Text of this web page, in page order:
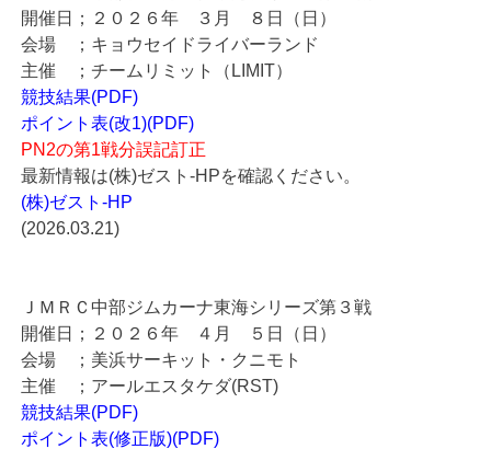
開催日；２０２６年 ３月 ８日（日）
会場 ；キョウセイドライバーランド
主催 ；チームリミット（LIMIT）
競技結果(PDF)
ポイント表(改1)(PDF)
PN2の第1戦分誤記訂正
最新情報は(株)ゼスト-HPを確認ください。
(株)ゼスト-HP
(2026.03.21)
ＪＭＲＣ中部ジムカーナ東海シリーズ第３戦
開催日；２０２６年 ４月 ５日（日）
会場 ；美浜サーキット・クニモト
主催 ；アールエスタケダ(RST)
競技結果(PDF)
ポイント表(修正版)(PDF)